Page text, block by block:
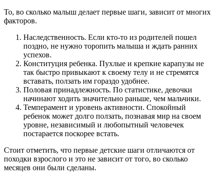
То, во сколько малыш делает первые шаги, зависит от многих
факторов.
Наследственность. Если кто-то из родителей пошел
поздно, не нужно торопить малыша и ждать ранних
успехов.
Конституция ребенка. Пухлые и крепкие карапузы не
так быстро привыкают к своему телу и не стремятся
вставать, ползать им гораздо удобнее.
Половая принадлежность. По статистике, девочки
начинают ходить значительно раньше, чем мальчики.
Темперамент и уровень активности. Спокойный
ребенок может долго ползать, познавая мир на своем
уровне, независимый и любопытный человечек
постарается поскорее встать.
Стоит отметить, что первые детские шаги отличаются от
походки взрослого и это не зависит от того, во сколько
месяцев они были сделаны.